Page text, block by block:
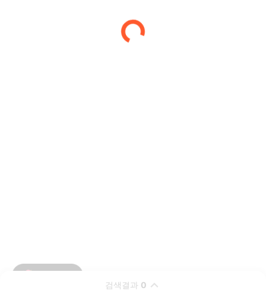
검색결과 0